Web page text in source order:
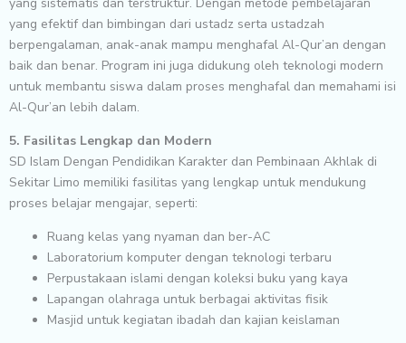
yang efektif dan bimbingan dari ustadz serta ustadzah
berpengalaman, anak-anak mampu menghafal Al-Qur’an dengan
baik dan benar. Program ini juga didukung oleh teknologi modern
untuk membantu siswa dalam proses menghafal dan memahami isi
Al-Qur’an lebih dalam.
5. Fasilitas Lengkap dan Modern
SD Islam Dengan Pendidikan Karakter dan Pembinaan Akhlak di
Sekitar Limo memiliki fasilitas yang lengkap untuk mendukung
proses belajar mengajar, seperti:
Ruang kelas yang nyaman dan ber-AC
Laboratorium komputer dengan teknologi terbaru
Perpustakaan islami dengan koleksi buku yang kaya
Lapangan olahraga untuk berbagai aktivitas fisik
Masjid untuk kegiatan ibadah dan kajian keislaman